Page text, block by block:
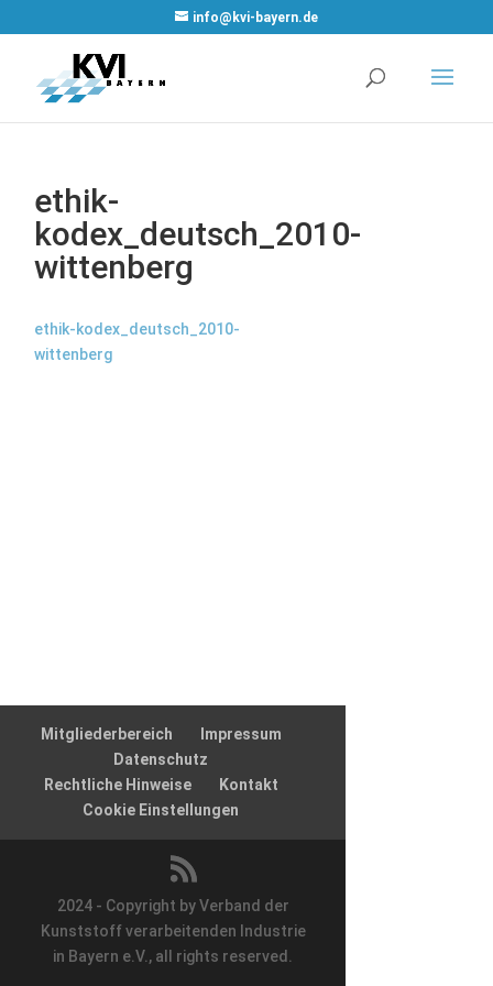
info@kvi-bayern.de
ethik-
kodex_deutsch_2010-
wittenberg
ethik-kodex_deutsch_2010-
wittenberg
Mitgliederbereich
Impressum
Datenschutz
Rechtliche Hinweise
Kontakt
Cookie Einstellungen
2024 - Copyright by Verband der
Kunststoff verarbeitenden Industrie
in Bayern e.V., all rights reserved.
Plugin von Real